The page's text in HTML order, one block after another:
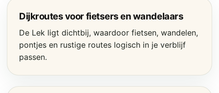
Dijkroutes voor fietsers en wandelaars
De Lek ligt dichtbij, waardoor fietsen, wandelen,
pontjes en rustige routes logisch in je verblijf
passen.